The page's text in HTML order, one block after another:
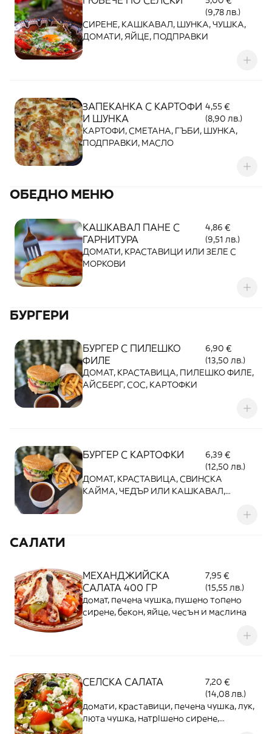
(9,78 лв.)
СИРЕНЕ, КАШКАВАЛ, ШУНКА, ЧУШКА,
ДОМАТИ, ЯЙЦЕ, ПОДПРАВКИ
ЗАПЕКАНКА С КАРТОФИ
И ШУНКА
4,55 €
(8,90 лв.)
КАРТОФИ, СМЕТАНА, ГЪБИ, ШУНКА,
ПОДПРАВКИ, МАСЛО
ОБЕДНО МЕНЮ
КАШКАВАЛ ПАНЕ С
ГАРНИТУРА
4,86 €
(9,51 лв.)
ДОМАТИ, КРАСТАВИЦИ ИЛИ ЗЕЛЕ С
МОРКОВИ
БУРГЕРИ
БУРГЕР С ПИЛЕШКО
ФИЛЕ
6,90 €
(13,50 лв.)
ДОМАТ, КРАСТАВИЦА, ПИЛЕШКО ФИЛЕ,
АЙСБЕРГ, СОС, КАРТОФКИ
БУРГЕР С КАРТОФКИ
6,39 €
(12,50 лв.)
ДОМАТ, КРАСТАВИЦА, СВИНСКА
КАЙМА, ЧЕДЪР ИЛИ КАШКАВАЛ,
САЛАТИ
МЕХАНДЖИЙСКА
САЛАТА 400 ГР
7,95 €
(15,55 лв.)
домат, печена чушка, пушено топено
сирене, бекон, яйце, чесън и маслина
СЕЛСКА САЛАТА
7,20 €
(14,08 лв.)
домати, краставици, печена чушка, лук,
люта чушка, натрIшено сирене,